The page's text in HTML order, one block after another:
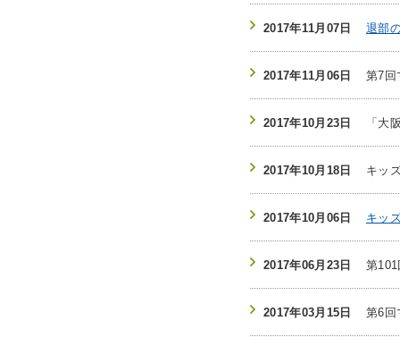
2017年11月07日 退部
2017年11月06日 第7回
2017年10月23日 「大
2017年10月18日 キッ
2017年10月06日 キッ
2017年06月23日 第
2017年03月15日 第6回